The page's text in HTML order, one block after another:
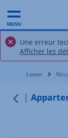
MENU
Une erreur
Afficher les
Vous êtes ici:
Louer